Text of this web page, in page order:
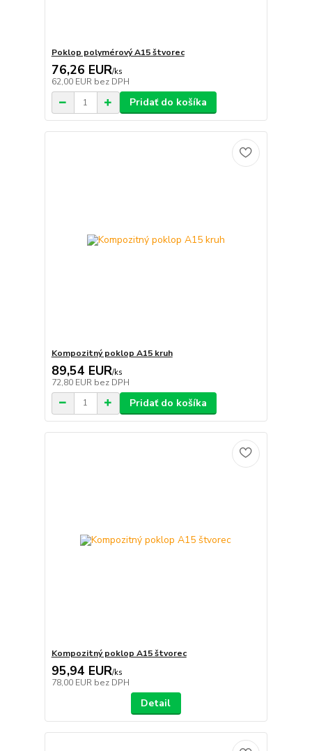
Poklop polymérový A15 štvorec
76,26 EUR/ks
62,00 EUR bez DPH
Pridať do košíka
Kompozitný poklop A15 kruh
89,54 EUR/ks
72,80 EUR bez DPH
Pridať do košíka
Kompozitný poklop A15 štvorec
95,94 EUR/ks
78,00 EUR bez DPH
Detail